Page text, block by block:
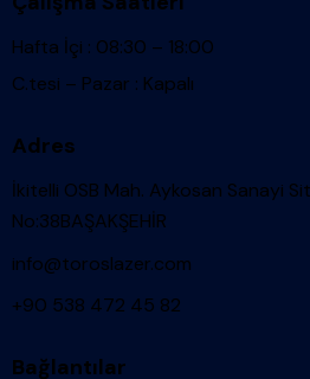
Hafta İçi : 08:30 – 18:00
C.tesi – Pazar : Kapalı
Adres
İkitelli OSB Mah. Aykosan Sanayi
No:38BAŞAKŞEHİR
info@toroslazer.com
+90 538 472 45 82
Bağlantılar